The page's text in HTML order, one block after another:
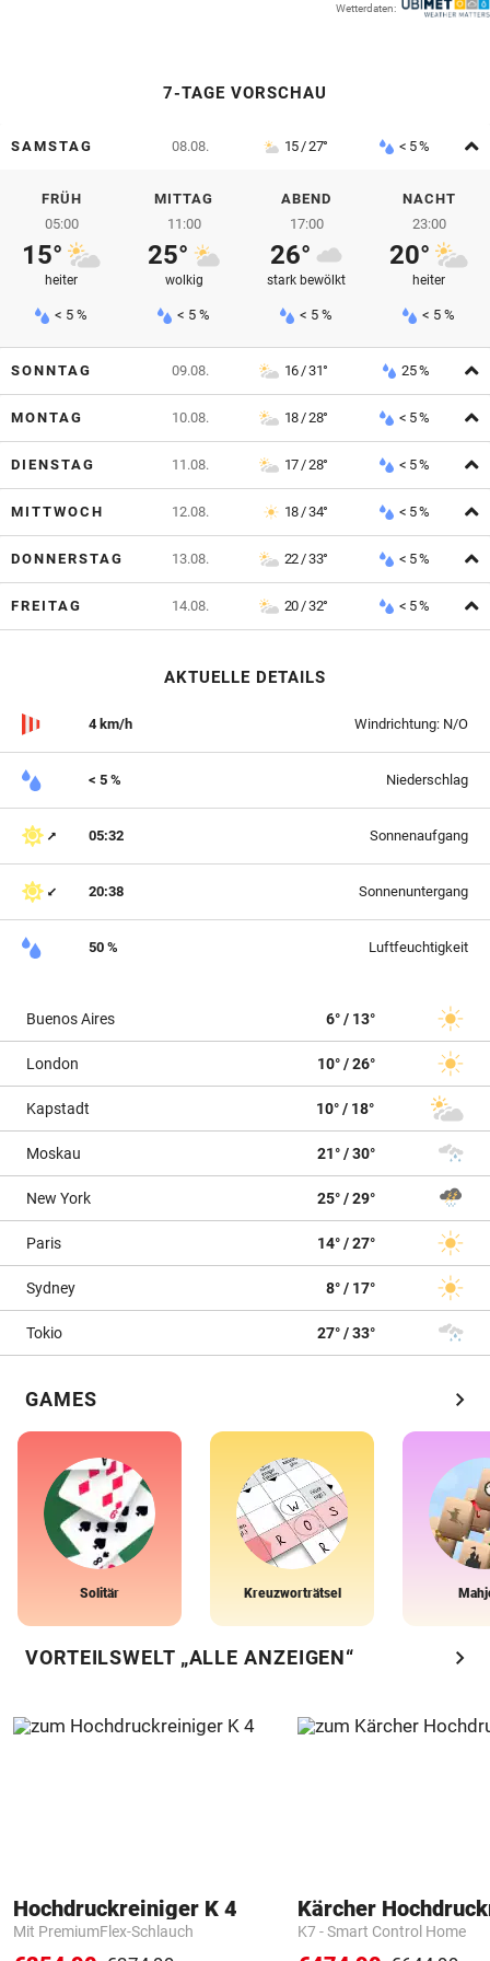
Wetterdaten:
7-TAGE VORSCHAU
SAMSTAG 08.08. 15 / 27° < 5 %
FRÜH
05:00
15°
heiter
< 5 %
MITTAG
11:00
25°
wolkig
< 5 %
ABEND
17:00
26°
stark bewölkt
< 5 %
NACHT
23:00
20°
heiter
< 5 %
SONNTAG 09.08. 16 / 31° 25 %
MONTAG 10.08. 18 / 28° < 5 %
DIENSTAG 11.08. 17 / 28° < 5 %
MITTWOCH 12.08. 18 / 34° < 5 %
DONNERSTAG 13.08. 22 / 33° < 5 %
FREITAG 14.08. 20 / 32° < 5 %
AKTUELLE DETAILS
4 km/h Windrichtung: N/O
< 5 % Niederschlag
05:32 Sonnenaufgang
20:38 Sonnenuntergang
50 % Luftfeuchtigkeit
Buenos Aires 6° / 13°
London 10° / 26°
Kapstadt 10° / 18°
Moskau 21° / 30°
New York 25° / 29°
Paris 14° / 27°
Sydney 8° / 17°
Tokio 27° / 33°
GAMES chevron_right
Solitär Kreuzworträtsel
VORTEILSWELT „ALLE ANZEIGEN“ chevron_right
Hochdruckreiniger K 4
Mit PremiumFlex-Schlauch
Kärcher
K7 - Smart Control Home